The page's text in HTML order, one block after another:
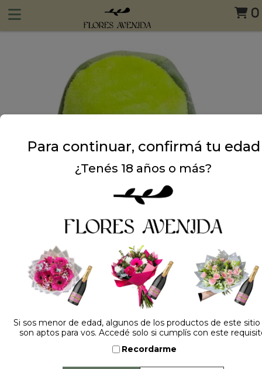
0
Dejá tu opinión
Sin Stock
Para continuar, confirmá tu edad
¿Tenés 18 años o más?
Si sos menor de edad, algunos de los productos de este
son aptos para vos. Accedé solo si cumplís con este
Recordarme